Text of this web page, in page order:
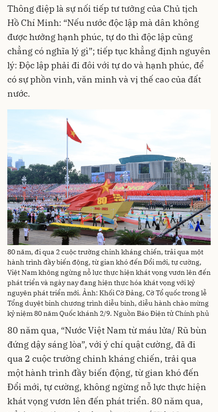
Thông điệp là sự nối tiếp tư tưởng của Chủ tịch
Hồ Chí Minh: “Nếu nước độc lập mà dân không
được hưởng hạnh phúc, tự do thì độc lập cũng
chẳng có nghĩa lý gì”; tiếp tục khẳng định nguyên
lý: Độc lập phải đi đôi với tự do và hạnh phúc, để
có sự phồn vinh, văn minh và vị thế cao của đất
nước.
80 năm, đi qua 2 cuộc trường chinh kháng chiến, trải qua một
hành trình đầy biến động, từ gian khó đến Đổi mới, tự cường,
Việt Nam không ngừng nỗ lực thực hiện khát vọng vươn lên đến
phát triển và ngày nay đang hiện thực hóa khát vọng với kỷ
nguyên phát triển mới. Ảnh: Khối Cờ Đảng, Cờ Tổ quốc trong lễ
Tổng duyệt binh chương trình diễu binh, diễu hành chào mừng
kỷ niệm 80 năm Quốc khánh 2/9. Nguồn Báo Điện tử Chính phủ
80 năm qua, “Nước Việt Nam từ máu lửa/ Rũ bùn
đứng dậy sáng lòa”, với ý chí quật cường, đã đi
qua 2 cuộc trường chinh kháng chiến, trải qua
một hành trình đầy biến động, từ gian khó đến
Đổi mới, tự cường, không ngừng nỗ lực thực hiện
khát vọng vươn lên đến phát triển. 80 năm qua,